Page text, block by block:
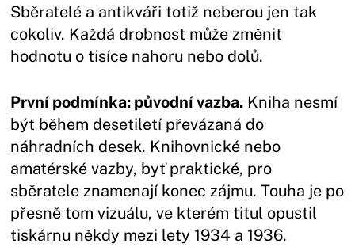
Sběratelé a antikváři totiž neberou jen tak
cokoliv. Každá drobnost může změnit
hodnotu o tisíce nahoru nebo dolů.
První podmínka: původní vazba. Kniha nesmí
být během desetiletí převázaná do
náhradních desek. Knihovnické nebo
amatérské vazby, byť praktické, pro
sběratele znamenají konec zájmu. Touha je po
přesně tom vizuálu, ve kterém titul opustil
tiskárnu někdy mezi lety 1934 a 1936.